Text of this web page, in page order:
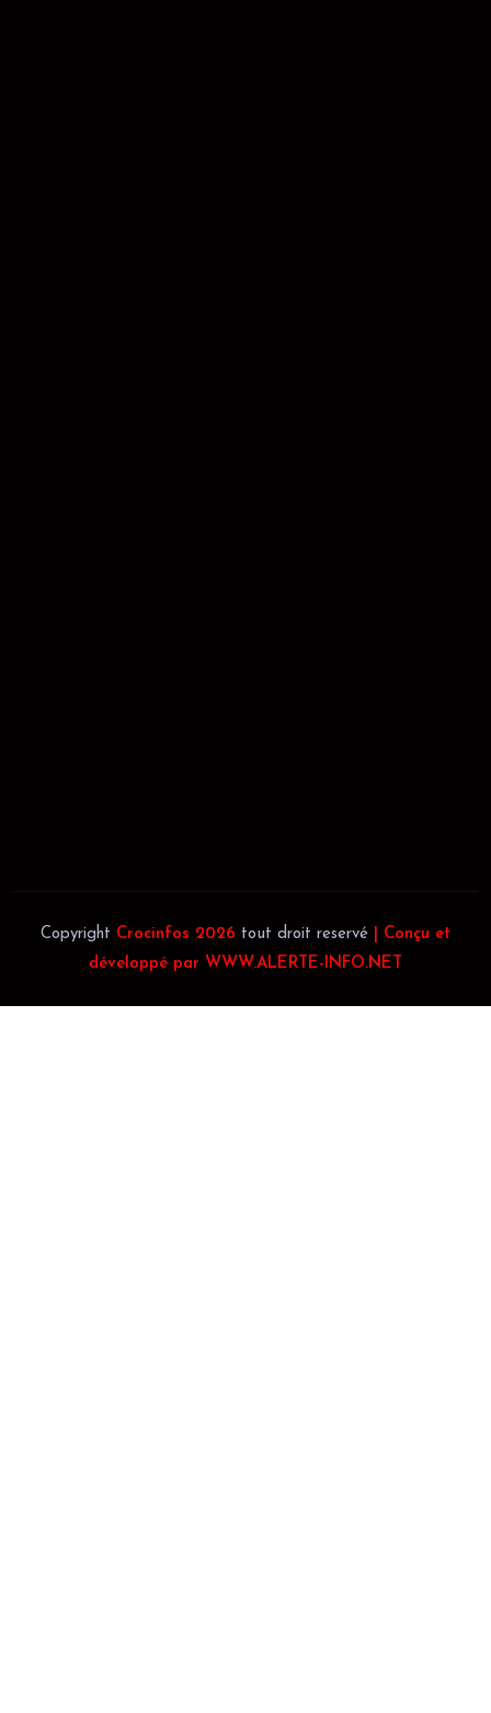
Copyright Crocinfos 2026 tout droit reservé
| Conçu et
développé par WWW.ALERTE-INFO.NET